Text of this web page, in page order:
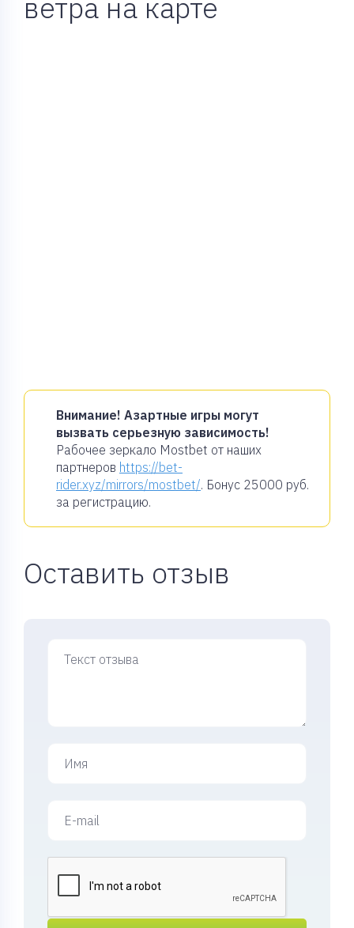
ветра на карте
Внимание! Азартные игры могут
вызвать серьезную зависимость!
Рабочее зеркало Mostbet от наших
партнеров https://bet-
rider.xyz/mirrors/mostbet/. Бонус 25000 руб.
за регистрацию.
Оставить отзыв